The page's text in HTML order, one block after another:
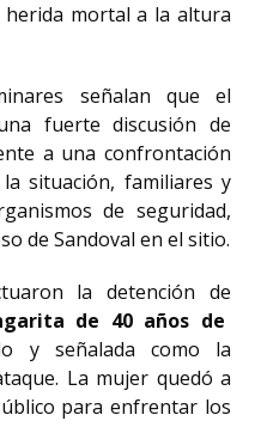
mortal a la altura
señalan que el
fuerte discusión de
a una confrontación
situación, familiares y
de seguridad,
de Sandoval en el sitio.
la detención de
de 40 años de
y señalada como la
La mujer quedó a
para enfrentar los